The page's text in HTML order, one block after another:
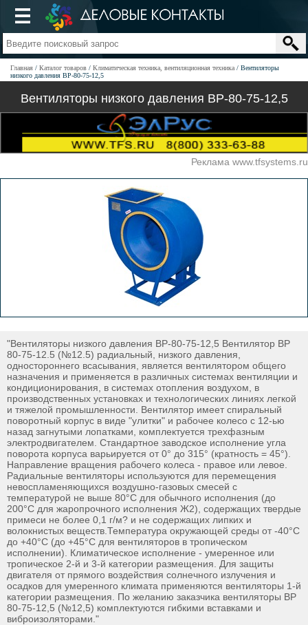
Главная Каталог товаров Климатическая техника, вентиляционная техника
Вентиляторы
низкого давления ВР-80-75-12,5
Вентиляторы низкого давления ВР-80-75-12,5
Реклама www.tfsystems.ru
"Вентиляторы низкого давления ВР-80-75-12,5 Вентилятор ВР
80-75-12.5 (№12.5) радиальный, низкого давления,
одностороннего всасывания, является вентилятором общего
назначения и применяется в различных системах вентиляции и
кондиционирования, в системах отопления воздухом, в
производственных установках и технологических линиях легкой
и тяжелой промышленности. Вентилятор имеет спиральный
поворотный корпус в виде "улитки" и рабочее колесо с 12-ью
назад загнутыми лопатками, комплектуется трехфазным
электродвигателем. Стандартное заводское исполнение угла
поворота корпуса варьируется от 0° до 315° (кратность = 45°).
Направление вращения рабочего колеса - правое или левое.
Радиальные вентиляторы используются для перемещения
невоспламеняющихся воздушно-газовых смесей с
температурой не выше 80°С для обычного исполнения (до
200°С для жаропрочного исполнения Ж2), содержащих твердые
примеси не более 0,1 г/м? и не содержащих липких и
волокнистых веществ.Температура окружающей среды от -40°С
до +40°С (до +45°С для вентиляторов в тропическом
исполнении). Климатическое исполнение - умеренное или
тропическое 2-й и 3-й категории размещения. Для защиты
двигателя от прямого воздействия солнечного излучения и
осадков для умеренного климата применяются вентиляторы 1-й
категории размещения. По желанию заказчика вентиляторы ВР
80-75-12,5 (№12,5) комплектуются гибкими вставками и
виброизоляторами."